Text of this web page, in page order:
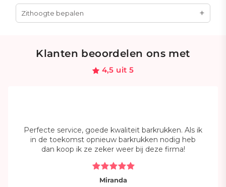
Zithoogte bepalen
Klanten beoordelen ons met
4,5 uit 5
Perfecte service, goede kwaliteit barkrukken. Als ik
in de toekomst opnieuw barkrukken nodig heb
dan koop ik ze zeker weer bij deze firma!
Miranda